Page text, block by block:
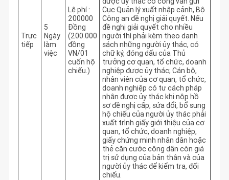
Trực
tiếp
5
Ngày
làm
việc
Lệ phí :
200000
Đồng
(200.000
đồng
VN/01
cuốn hộ
chiếu.)
Cục Quản lý xuất nhập cảnh, Bộ
Công an đề nghị giải quyết. Nếu
đề nghị giải quyết cho nhiều
người thì phải kèm theo danh
sách những người ủy thác, có
chữ ký, đóng dấu của Thủ
trưởng cơ quan, tổ chức, doanh
nghiệp được ủy thác; Cán bộ,
nhân viên của cơ quan, tổ chức,
doanh nghiệp có tư cách pháp
nhân được ủy thác khi nộp hồ
sơ đề nghị cấp, sửa đổi, bổ sung
hộ chiếu của người ủy thác phải
xuất trình giấy giới thiệu của cơ
quan, tổ chức, doanh nghiệp,
giấy chứng minh nhân dân hoặc
thẻ căn cước công dân còn giá
trị sử dụng của bản thân và của
người ủy thác để kiểm tra, đối
chiếu.